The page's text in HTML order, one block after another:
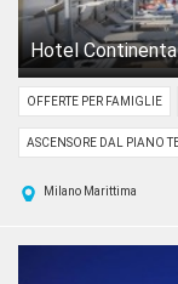
Hotel
OFFERTE PER FAMIGLIE
ASCENSORE DAL PIANO
Milano Marittima